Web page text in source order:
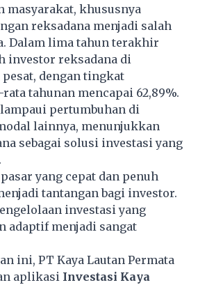
masyarakat, khususnya
reksadana menjadi salah
Dalam lima tahun terakhir
investor reksadana di
dengan tingkat
tahunan mencapai 62,89%.
pertumbuhan di
lainnya, menunjukkan
sebagai solusi investasi yang
yang cepat dan penuh
tantangan bagi investor.
investasi yang
adaptif menjadi sangat
ini, PT Kaya Lautan Permata
aplikasi Investasi Kaya